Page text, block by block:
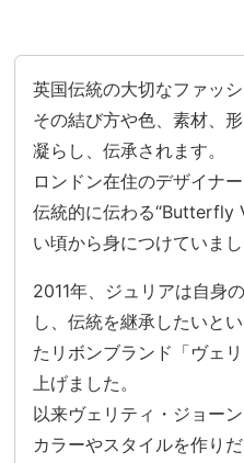
英国伝統の大切なファッ
その結び方や色、素材、
凝らし、伝承されます。
ロンドン在住のデザイナ
伝統的に伝わる“Butterfly
い頃から身につけていまし
2011年、ジュリアは自身
し、伝統を継承したいと
たリボンブランド「ヴェ
上げました。
以来ヴェリティ・ジョー
カラーやスタイルを作り